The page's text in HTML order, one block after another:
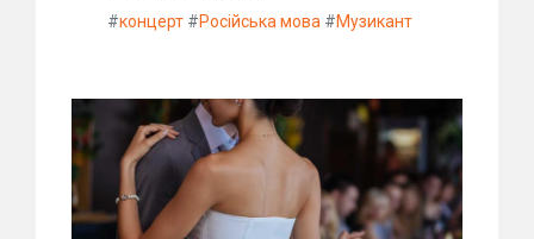
#концерт #Російська мова #Музикант